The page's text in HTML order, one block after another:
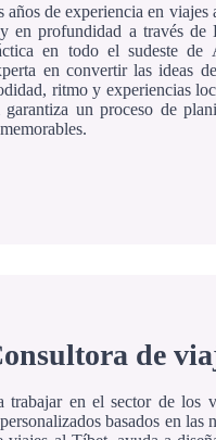
años de experiencia en
en profundidad a través
en todo el sudeste
en convertir las ideas
ritmo y experiencias
un proceso de
de
trabajar en el sector de los
basados en